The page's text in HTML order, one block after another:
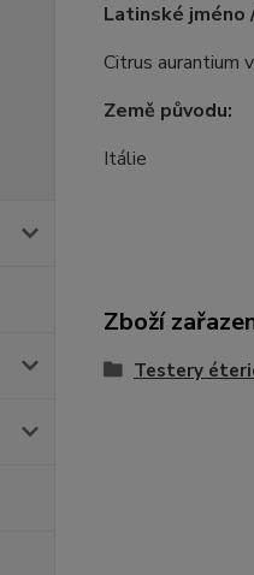
Latinské jméno
Citrus aurantium
Země původu:
Itálie
Zboží
Testery